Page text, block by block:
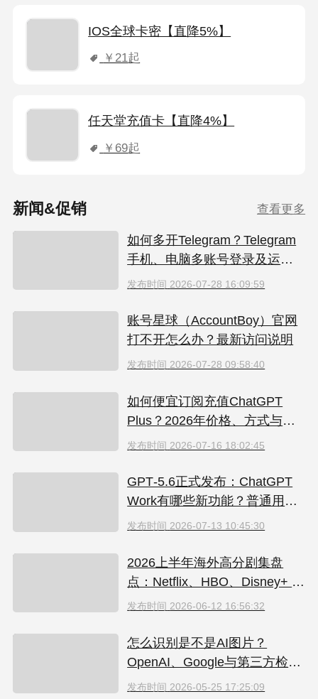
IOS全球卡密【直降5%】
￥21起
任天堂充值卡【直降4%】
￥69起
新闻&促销 查看更多
如何多开Telegram？Telegram
手机、电脑多账号登录及运营
指南
发布时间 2026-07-28 16:09:59
账号星球（AccountBoy）官网
打不开怎么办？最新访问说明
发布时间 2026-07-28 09:58:40
如何便宜订阅充值ChatGPT
Plus？2026年价格、方式与避
坑指南
发布时间 2026-07-16 18:02:45
GPT‑5.6正式发布：ChatGPT
Work有哪些新功能？普通用户
值得升级吗
发布时间 2026-07-13 10:45:30
2026上半年海外高分剧集盘
点：Netflix、HBO、Disney+ 哪
些爆款必追？（附国内超划算
发布时间 2026-06-12 16:56:32
怎么识别是不是AI图片？
OpenAI、Google与第三方检测
工具对比
发布时间 2026-05-25 17:25:09